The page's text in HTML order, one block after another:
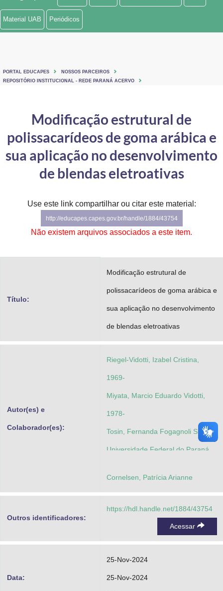
Ministério de Minas e Energia
Ministério do Turismo
Controladoria-Geral da União
Ministério da Mulher, da Família e dos Direitos Humanos
Gabinete de Segurança Institucional
Advocacia-Geral da União
Material UAB Periódicos
PORTAL EDUCAPES
NOSSOS PARCEIROS
REPOSITÓRIO INSTITUCIONAL - REDE PARANÁ ACERVO
Modificação estrutural de
polissacarídeos de goma arábica e
sua aplicação no desenvolvimento
de blendas eletroativas
Use este link compartilhar ou citar este material:
http://educapes.capes.gov.br/handle/1884/43754
Não existem arquivos associados a este item.
Título:
Modificação estrutural de
polissacarídeos de goma arábica e
sua aplicação no desenvolvimento
de blendas eletroativas
Autor(es) e
Colaborador(es):
Riegel-Vidotti, Izabel Cristina,
1969-
Miyata, Marcio Eduardo Vidotti,
1978-
Tosin, Fernanda Fogagnoli Simas
Universidade Federal do Paraná.
Cornelsen, Patrícia Arianne
Outros identificadores:
https://hdl.handle.net/1884/43754
Acessar
Data:
25-Nov-2024
25-Nov-2024